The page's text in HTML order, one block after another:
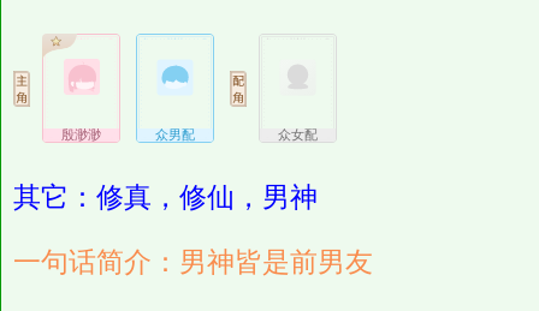
殷渺渺 众男配 众女配
其它：修真，修仙，男神
一句话简介：男神皆是前男友